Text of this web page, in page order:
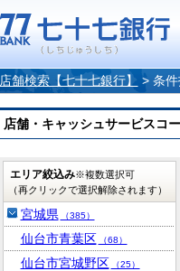
店舗検索【七十七銀行】 > 条
店舗・キャッシュサービスコ
エリア絞込み※複数選択可
（再クリックで選択解除されます）
宮城県 （385）
仙台市青葉区 （68）
仙台市宮城野区 （25）